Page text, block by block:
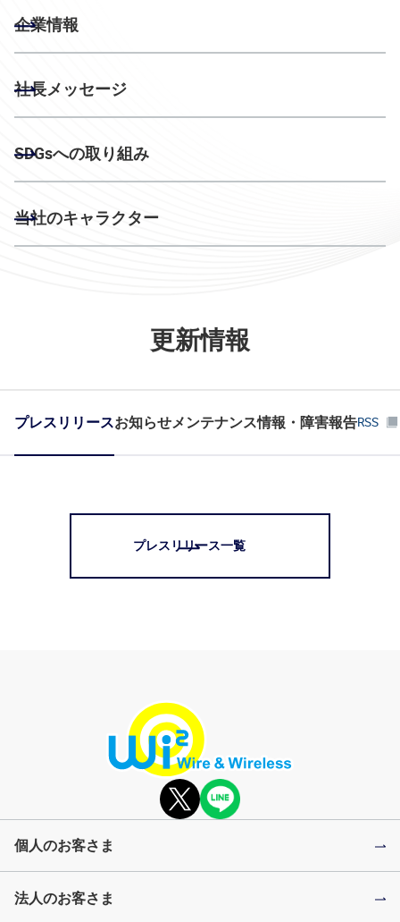
企業情報
社長メッセージ
SDGsへの取り組み
当社のキャラクター
更新情報
プレスリリースお知らせメンテナンス情報・障害報告RSS
プレスリリース一覧
個人のお客さま
法人のお客さま